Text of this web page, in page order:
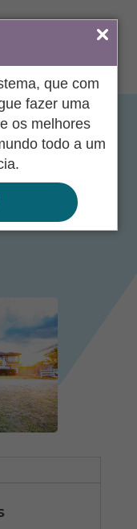
que com
fazer uma
os melhores
todo a um